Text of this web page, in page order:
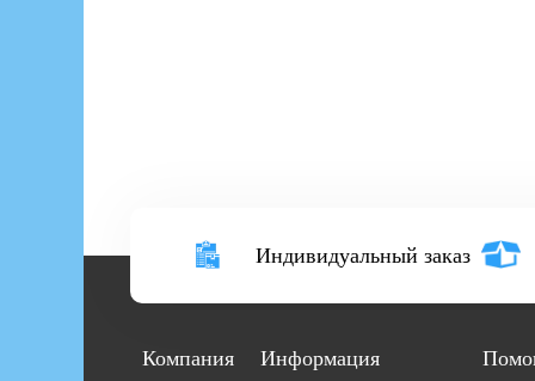
Индивидуальный заказ
Компания Информация